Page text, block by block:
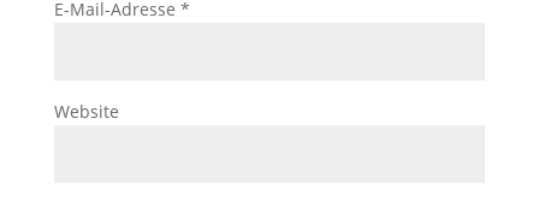
E-Mail-Adresse *
Website